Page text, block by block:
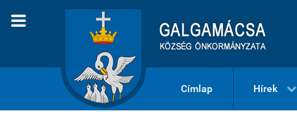
Címlap Hírek